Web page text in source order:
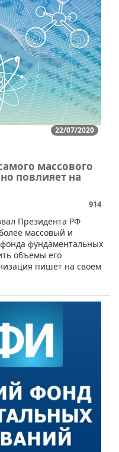
22/07/2020
массового
повлияет на
914
Президента РФ
массовый и
фундаментальных
объемы его
пишет на своем